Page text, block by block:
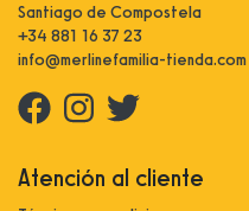
Santiago de Compostela
+34 881 16 37 23
info@merlinefamilia-tienda.com
Atención al cliente